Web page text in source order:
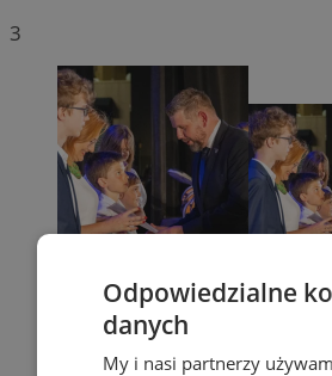
3
Odpowiedzialne
danych
My i nasi partnerzy